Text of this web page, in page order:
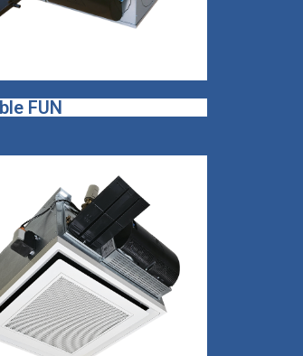
FUN